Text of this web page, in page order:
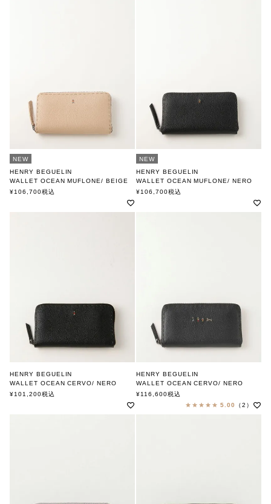
NEW
HENRY BEGUELIN
WALLET OCEAN MUFLONE/ BEIGE
MULTI OMINO
¥106,700税込
NEW
HENRY BEGUELIN
WALLET OCEAN MUFLONE/ NERO
MULTI OMINO
¥106,700税込
HENRY BEGUELIN
WALLET OCEAN CERVO/ NERO
MULTI OMINO
¥101,200税込
HENRY BEGUELIN
WALLET OCEAN CERVO/ NERO
FAMILY OMINO
エンリー ベグリン
¥116,600税込
5.00
（2）